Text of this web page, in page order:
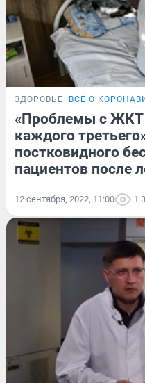
ЗДОРОВЬЕ ВСЁ О
«Проблемы с ЖКТ
каждого
постковидного
пациентов после
12 сентября, 2022, 11:00 1